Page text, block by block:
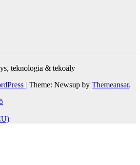
teknologia & tekoäly
| Theme: Newsup by Themeansar.